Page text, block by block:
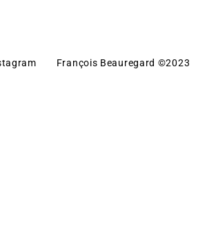
François Beauregard ©2023